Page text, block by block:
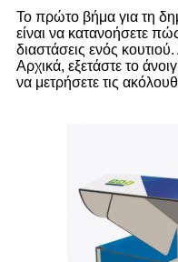
Το πρώτο βήμα για τη
είναι να κατανοήσετε
διαστάσεις ενός
Αρχικά, εξετάστε το
να μετρήσετε τις